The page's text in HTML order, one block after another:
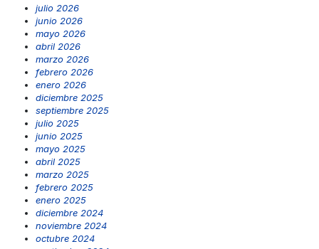
julio 2026
junio 2026
mayo 2026
abril 2026
marzo 2026
febrero 2026
enero 2026
diciembre 2025
septiembre 2025
julio 2025
junio 2025
mayo 2025
abril 2025
marzo 2025
febrero 2025
enero 2025
diciembre 2024
noviembre 2024
octubre 2024